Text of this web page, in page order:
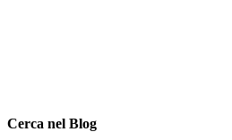
Cerca nel Blog